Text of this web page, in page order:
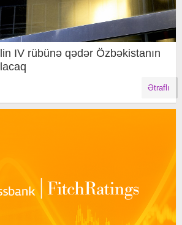
IV rübünə qədər Özbəkistanın
Ətraflı